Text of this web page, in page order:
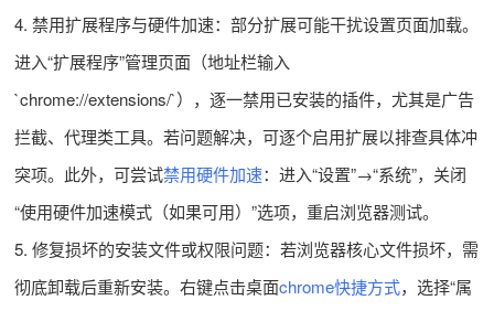
4. 禁用扩展程序与硬件加速：部分扩展可能干扰设置页面加载。
进入“扩展程序”管理页面（地址栏输入
`chrome://extensions/`），逐一禁用已安装的插件，尤其是广告
拦截、代理类工具。若问题解决，可逐个启用扩展以排查具体冲
突项。此外，可尝试禁用硬件加速：进入“设置”→“系统”，关闭
“使用硬件加速模式（如果可用）”选项，重启浏览器测试。
5. 修复损坏的安装文件或权限问题：若浏览器核心文件损坏，需
彻底卸载后重新安装。右键点击桌面chrome快捷方式，选择“属